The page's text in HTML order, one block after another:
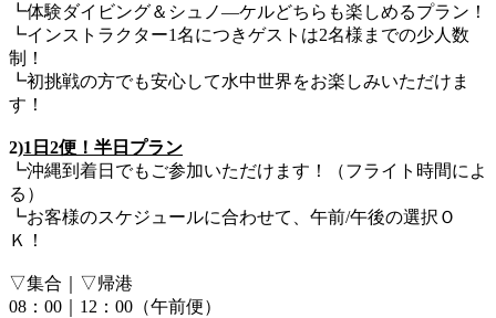
┗体験ダイビング＆シュノ―ケルどちらも楽しめるプラン！
┗インストラクター1名につきゲストは2名様までの少人数
制！
┗初挑戦の方でも安心して水中世界をお楽しみいただけま
す！
2)1日2便！半日プラン
┗沖縄到着日でもご参加いただけます！（フライト時間によ
る）
┗お客様のスケジュールに合わせて、午前/午後の選択Ｏ
Ｋ！
▽集合｜▽帰港
08：00｜12：00（午前便）